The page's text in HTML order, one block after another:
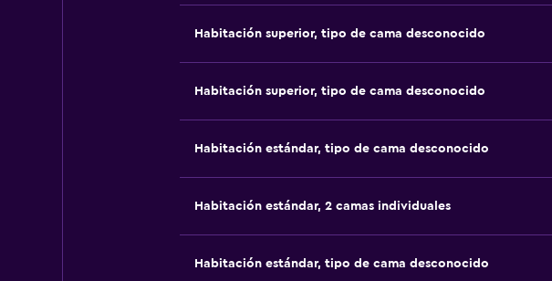
Habitación superior, tipo de cama desconocido
Habitación superior, tipo de cama desconocido
Habitación estándar, tipo de cama desconocido
Habitación estándar, 2 camas individuales
Habitación estándar, tipo de cama desconocido